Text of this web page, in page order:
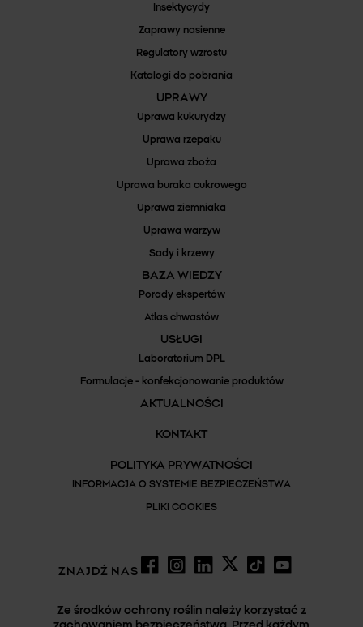
JUZAN® EXTRA 100 SC
Sprawdź dostępność
Sprawdź dostępność
Dostępne od ręki
AGROSKŁAD
+48 44 719 24 88
biuro@agrosklad.com.pl
Dostępne od ręki
87-200 Wąbrzeźno
info@ampol-merol.pl
Insektycydy
Zaprawy nasienne
Regulatory wzrostu
Katalogi do pobrania
UPRAWY
Uprawa kukurydzy
Uprawa rzepaku
Uprawa zboża
Uprawa buraka cukrowego
Uprawa ziemniaka
Uprawa warzyw
Sady i krzewy
BAZA WIEDZY
Porady ekspertów
Atlas chwastów
USŁUGI
Laboratorium DPL
Formulacje - konfekcjonowanie produktów
AKTUALNOŚCI
KONTAKT
POLITYKA PRYWATNOŚCI
INFORMACJA O SYSTEMIE BEZPIECZEŃSTWA
PLIKI COOKIES
ZNAJDŹ NAS
Ze środków ochrony roślin należy korzystać z